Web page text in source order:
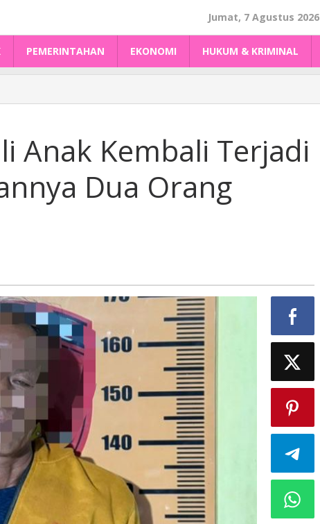
Jumat, 7 Agustus 2026
PEMERINTAHAN EKONOMI HUKUM & KRIMINAL
Anak Kembali Terjadi
Dua Orang